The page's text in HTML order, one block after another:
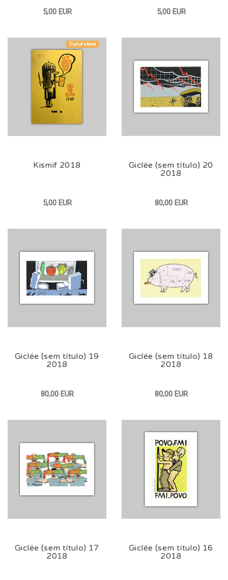
5,00 EUR 5,00 EUR
Out of stock
Kismif 2018
5,00 EUR
Giclée (sem título) 20
2018
80,00 EUR
Giclée (sem título) 19
2018
80,00 EUR
Giclée (sem título) 18
2018
80,00 EUR
Giclée (sem título) 17
2018
Giclée (sem título) 16
2018